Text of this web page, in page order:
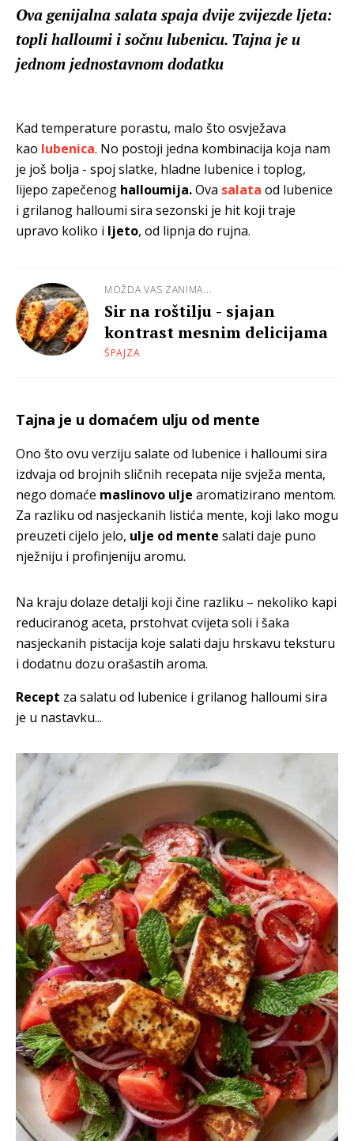
Ova genijalna salata spaja dvije zvijezde ljeta:
topli halloumi i sočnu lubenicu. Tajna je u
jednom jednostavnom dodatku
Kad temperature porastu, malo što osvježava
kao lubenica. No postoji jedna kombinacija koja nam
je još bolja - spoj slatke, hladne lubenice i toplog,
lijepo zapečenog halloumija.Ova salata od lubenice
i grilanog halloumi sira sezonski je hit koji traje
upravo koliko i ljeto, od lipnja do rujna.
MOŽDA VAS ZANIMA...
Sir na roštilju - sjajan
kontrast mesnim delicijama
ŠPAJZA
Tajna je u domaćem ulju od mente
Ono što ovu verziju salate od lubenice i halloumi sira
izdvaja od brojnih sličnih recepata nije svježa menta,
nego domaće maslinovo ulje aromatizirano mentom.
Za razliku od nasjeckanih listića mente, koji lako mogu
preuzeti cijelo jelo, ulje od mente salati daje puno
nježniju i profinjeniju aromu.
Na kraju dolaze detalji koji čine razliku – nekoliko kapi
reduciranog aceta, prstohvat cvijeta soli i šaka
nasjeckanih pistacija koje salati daju hrskavu teksturu
i dodatnu dozu orašastih aroma.
Recept za salatu od lubenice i grilanog halloumi sira
je u nastavku...